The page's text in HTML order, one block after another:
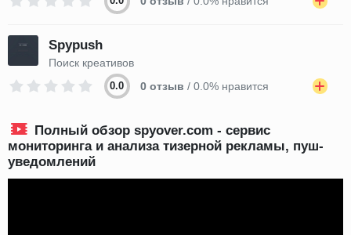
Spypush
Поиск креативов
0.0 0 отзыв / 0.0% нравится
Полный обзор spyover.com - сервис
мониторинга и анализа тизерной рекламы, пуш-
уведомлений